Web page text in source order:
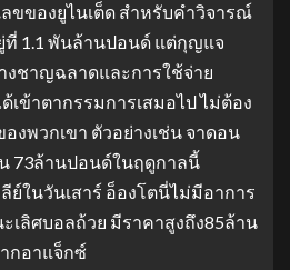
ลขของยูไนเต็ด สำหรับคำวิจารณ์
ที่ 1.1 พันล้านปอนด์ แต่กุญแจ
ชาญฉลาดและการใช้จ่าย
เข้าตากรรมการเสมอไป ไม่ต้อง
งพวกเขา ตัวอย่างเช่น จาดอน
73ล้านปอนด์ในฤดูกาลนี้
ย์ในวันเสาร์ อ็องโตนี่ไม่มีอาการ
เลิศบอลถ้วย มีราคาสูงถึง85ล้าน
กอาแจ็กซ์